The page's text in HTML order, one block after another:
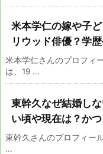
米本学仁の嫁や子
リウッド俳優？学
米本学仁さんのプロフィ
は、19 ...
東幹久なぜ結婚し
い頃や現在は？か
東幹久さんのプロフィー
...